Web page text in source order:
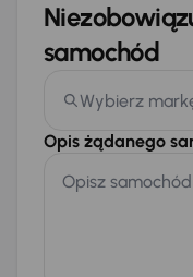
samochód
Wybierz
Opis żądanego
Opisz samochód